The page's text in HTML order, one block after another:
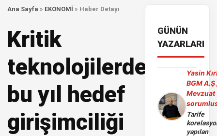
Ana Sayfa » EKONOMİ » Haber Detayı
Kritik
teknolojilerde
bu yıl hedef
girişimciliği
GÜNÜN
YAZARLARI
Yasin
BGM A.Ş
Mevzuat
Tarife
yapılan